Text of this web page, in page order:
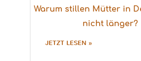
Warum stillen Mütter in
nicht länger?
JETZT LESEN »